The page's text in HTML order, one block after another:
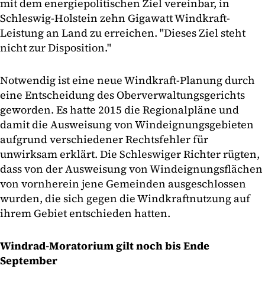
mit dem energiepolitischen Ziel vereinbar, in
Schleswig-Holstein zehn Gigawatt Windkraft-
Leistung an Land zu erreichen. "Dieses Ziel steht
nicht zur Disposition."
Notwendig ist eine neue Windkraft-Planung durch
eine Entscheidung des Oberverwaltungsgerichts
geworden. Es hatte 2015 die Regionalpläne und
damit die Ausweisung von Windeignungsgebieten
aufgrund verschiedener Rechtsfehler für
unwirksam erklärt. Die Schleswiger Richter rügten,
dass von der Ausweisung von Windeignungsflächen
von vornherein jene Gemeinden ausgeschlossen
wurden, die sich gegen die Windkraftnutzung auf
ihrem Gebiet entschieden hatten.
Windrad-Moratorium gilt noch bis Ende
September